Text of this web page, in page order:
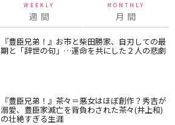
WEEKLY
週 間
MONTHLY
月 間
『豊臣兄弟！』お市と柴田勝家、自刃しての最
期と「辞世の句」…運命を共にした２人の悲劇
『豊臣兄弟！』茶々＝悪女はほぼ創作？秀吉が
溺愛、豊臣家滅亡を背負わされた茶々(井上和)
の壮絶すぎる生涯